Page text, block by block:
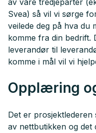
av våre tredjeparter
Svea) så vil vi sørge
veilede deg på hva du
komme fra din bedrift.
leverandør til
komme i mål vil vi
Opplæring
Det er
av nettbutikken og